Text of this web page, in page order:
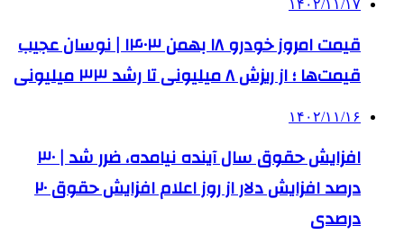
۱۴۰۲/۱۱/۱۷
قیمت امروز خودرو ۱۸ بهمن ۱۴۰۳ | نوسان عجیب
قیمت‌ها ؛ از ریزش ۸ میلیونی تا رشد ۳۳ میلیونی
۱۴۰۲/۱۱/۱۶
افزایش حقوق سال آینده نیامده، ضرر شد | ۳۰
درصد افزایش دلار از روز اعلام افزایش حقوق ۲۰
درصدی